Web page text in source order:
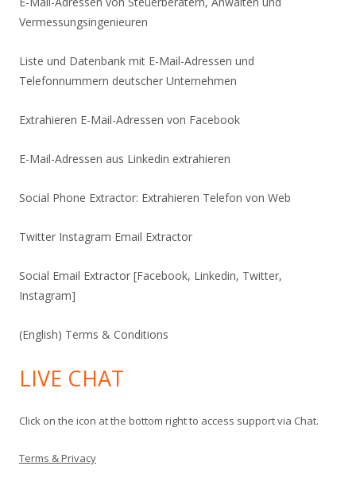
Vermessungsingenieuren
Liste und Datenbank mit E-Mail-Adressen und
Telefonnummern deutscher Unternehmen
Extrahieren E-Mail-Adressen von Facebook
E-Mail-Adressen aus Linkedin extrahieren
Social Phone Extractor: Extrahieren Telefon von Web
Twitter Instagram Email Extractor
Social Email Extractor [Facebook, Linkedin, Twitter,
Instagram]
(English) Terms & Conditions
LIVE CHAT
Click on the icon at the bottom right to access support via Chat.
Terms & Privacy